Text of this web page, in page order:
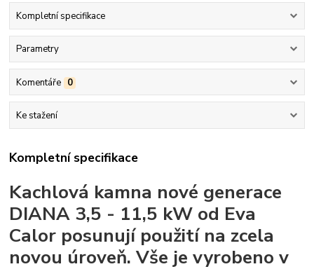
Kompletní specifikace
Parametry
Komentáře 0
Ke stažení
Kompletní specifikace
Kachlová kamna nové generace
DIANA 3,5 - 11,5 kW od Eva
Calor posunují použití na zcela
novou úroveň. Vše je vyrobeno v